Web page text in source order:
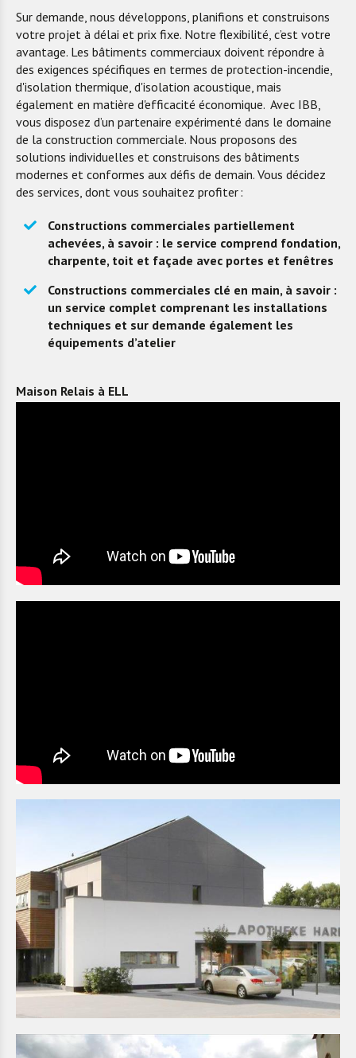
Sur demande, nous développons, planifions et construisons
votre projet à délai et prix fixe. Notre flexibilité, c’est votre
avantage. Les bâtiments commerciaux doivent répondre à
des exigences spécifiques en termes de protection-incendie,
d'isolation thermique, d'isolation acoustique, mais
également en matière d'efficacité économique. Avec IBB,
vous disposez d’un partenaire expérimenté dans le domaine
de la construction commerciale. Nous proposons des
solutions individuelles et construisons des bâtiments
modernes et conformes aux défis de demain. Vous décidez
des services, dont vous souhaitez profiter :
Constructions commerciales partiellement
achevées, à savoir : le service comprend fondation,
charpente, toit et façade avec portes et fenêtres
Constructions commerciales clé en main, à savoir :
un service complet comprenant les installations
techniques et sur demande également les
équipements d’atelier
Maison Relais à ELL